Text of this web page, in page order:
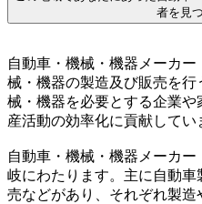
者を見
自動車・機械・機器メーカ
械・機器の製造及び販売を
械・機器を必要とする企業
産活動の効率化に貢献してい
自動車・機械・機器メーカ
岐にわたります。主に自動
売などがあり、それぞれ製